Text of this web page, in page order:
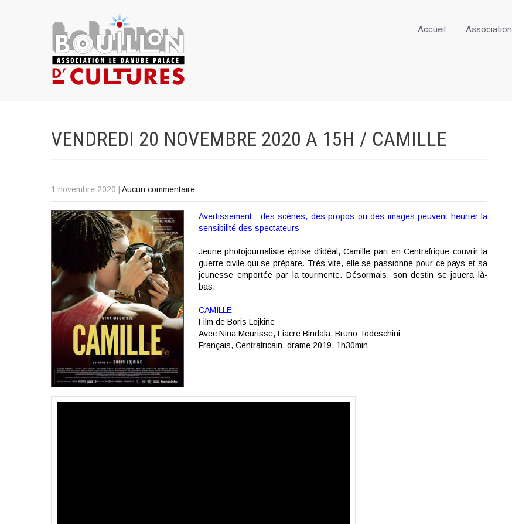
Accueil Association
VENDREDI 20 NOVEMBRE 2020 A 15H / CAMILLE
1 novembre 2020 Aucun commentaire
Avertissement : des scènes, des propos ou des images peuvent heurter la
sensibilité des spectateurs
Jeune photojournaliste éprise d’idéal, Camille part en Centrafrique couvrir la
guerre civile qui se prépare. Très vite, elle se passionne pour ce pays et sa
jeunesse emportée par la tourmente. Désormais, son destin se jouera là-
bas.
CAMILLE
Film de Boris Lojkine
Avec Nina Meurisse, Fiacre Bindala, Bruno Todeschini
Français, Centrafricain, drame 2019, 1h30min